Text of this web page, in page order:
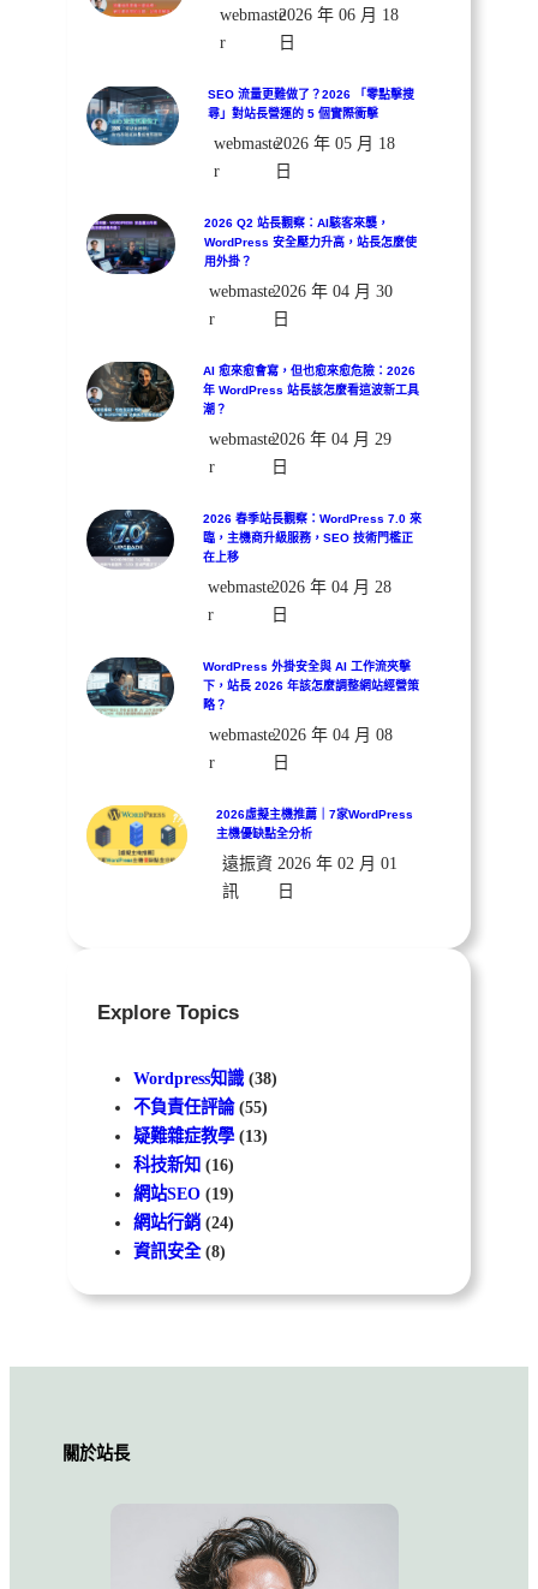
webmaste
r
2026 年 06 月 18
日
SEO 流量更難做了？2026 「零點擊搜
尋」對站長營運的 5 個實際衝擊
webmaste
r
2026 年 05 月 18
日
2026 Q2 站長觀察：AI駭客來襲，
WordPress 安全壓力升高，站長怎麼使
用外掛？
webmaste
r
2026 年 04 月 30
日
AI 愈來愈會寫，但也愈來愈危險：2026
年 WordPress 站長該怎麼看這波新工具
潮？
webmaste
r
2026 年 04 月 29
日
2026 春季站長觀察：WordPress 7.0 來
臨，主機商升級服務，SEO 技術門檻正
在上移
webmaste
r
2026 年 04 月 28
日
WordPress 外掛安全與 AI 工作流夾擊
下，站長 2026 年該怎麼調整網站經營策
略？
webmaste
r
2026 年 04 月 08
日
2026虛擬主機推薦｜7家WordPress
主機優缺點全分析
遠振資
訊
2026 年 02 月 01
日
Explore Topics
Wordpress知識 (38)
不負責任評論(55)
疑難雜症教學 (13)
科技新知 (16)
網站SEO (19)
網站行銷 (24)
資訊安全(8)
關於站長